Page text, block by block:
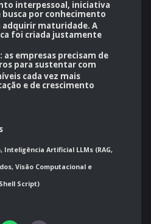
interpessoal, iniciativa
por conhecimento
maturidade. A
foi criada justamente
as empresas precisam de
para sustentar com
cada vez mais
e de crescimento
Artificial LLMs (RAG,
Visão Computacional e
Script)